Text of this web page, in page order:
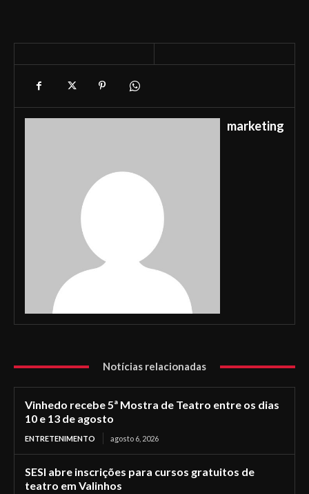
marketing
Notícias relacionadas
Vinhedo recebe 5ª Mostra de Teatro entre os dias
10 e 13 de agosto
ENTRETENIMENTO agosto 6, 2026
SESI abre inscrições para cursos gratuitos de
teatro em Valinhos